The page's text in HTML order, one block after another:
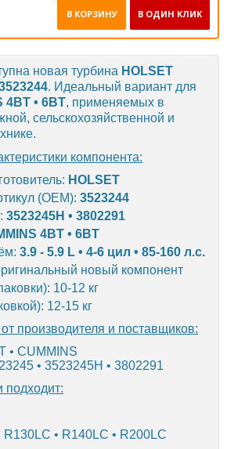
В ОДИН КЛИК
В КОРЗИНУ
новая турбина HOLSET
. Идеальный вариант для
4BT • 6BT, применяемых в
сельскохозяйственной и
компонента:
HOLSET
(OEM): 3523244
3523245H • 3802291
4BT • 6BT
3.9 - 5.9 L • 4-6 цил • 85-160 л.с.
новый компонент
10-12 кг
12-15 кг
производителя и поставщиков:
• CUMMINS
• 3523245H • 3802291
подходит:
• R140LC • R200LC